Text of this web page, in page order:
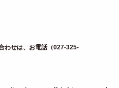
わせは、お電話（027-325-